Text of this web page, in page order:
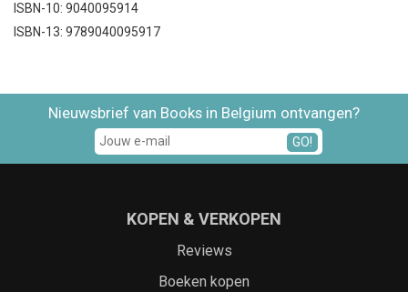
ISBN-10: 9040095914
ISBN-13: 9789040095917
Nieuwsbrief van Books in Belgium ontvangen?
GO!
KOPEN & VERKOPEN
Reviews
Boeken kopen